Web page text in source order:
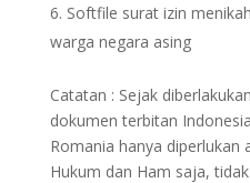
Softfile surat izin
warga negara asing
Catatan : Sejak
dokumen terbitan
Romania hanya diperlukan
Hukum dan Ham saja,